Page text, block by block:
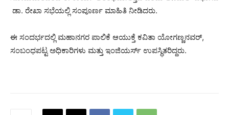
ಡಾ. ರೇಖಾ ಸಭೆಯಲ್ಲಿ ಸಂಪೂರ್ಣ ಮಾಹಿತಿ ನೀಡಿದರು.
ಈ ಸಂದರ್ಭದಲ್ಲಿ ಮಹಾನಗರ ಪಾಲಿಕೆ ಆಯುಕ್ತೆ ಕವಿತಾ ಯೋಗಣ್ಣನವರ್,
ಸಂಬಂಧಪಟ್ಟ ಅಧಿಕಾರಿಗಳು ಮತ್ತು ಇಂಜಿಯರ್ಸ್ ಉಪಸ್ಥಿತರಿದ್ದರು.